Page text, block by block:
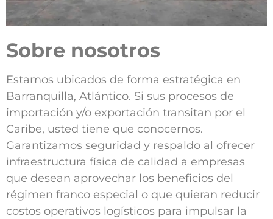
Sobre nosotros
Estamos ubicados de forma estratégica en
Barranquilla, Atlántico. Si sus procesos de
importación y/o exportación transitan por el
Caribe, usted tiene que conocernos.
Garantizamos seguridad y respaldo al ofrecer
infraestructura física de calidad a empresas
que desean aprovechar los beneficios del
régimen franco especial o que quieran reducir
costos operativos logísticos para impulsar la